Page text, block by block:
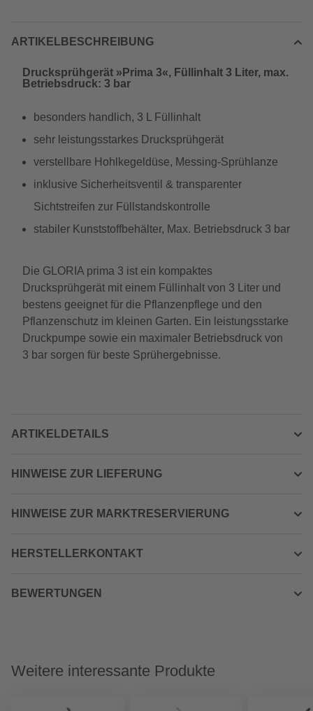
ARTIKELBESCHREIBUNG
Drucksprühgerät »Prima 3«, Füllinhalt 3 Liter, max.
Betriebsdruck: 3 bar
besonders handlich, 3 L Füllinhalt
sehr leistungsstarkes Drucksprühgerät
verstellbare Hohlkegeldüse, Messing-Sprühlanze
inklusive Sicherheitsventil & transparenter
Sichtstreifen zur Füllstandskontrolle
stabiler Kunststoffbehälter, Max. Betriebsdruck 3 bar
Die GLORIA prima 3 ist ein kompaktes
Drucksprühgerät mit einem Füllinhalt von 3 Liter und
bestens geeignet für die Pflanzenpflege und den
Pflanzenschutz im kleinen Garten. Ein leistungsstarke
Druckpumpe sowie ein maximaler Betriebsdruck von
3 bar sorgen für beste Sprühergebnisse.
ARTIKELDETAILS
HINWEISE ZUR LIEFERUNG
HINWEISE ZUR MARKTRESERVIERUNG
HERSTELLERKONTAKT
BEWERTUNGEN
Weitere interessante Produkte